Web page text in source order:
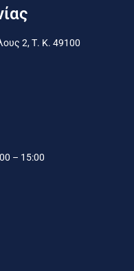
2, Τ. Κ. 49100
– 15:00